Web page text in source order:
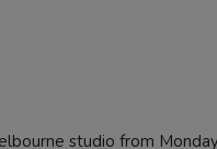
studio from